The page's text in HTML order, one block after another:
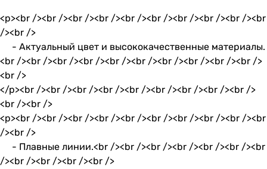
<p><br /><br /><br /><br /><br /><br /><br /><br /><br /><br
/><br />
- Актуальный цвет и высококачественные материалы.
<br /><br /><br /><br /><br /><br /><br /><br /><br /><br />
<br />
</p><br /><br /><br /><br /><br /><br /><br /><br /><br />
<br /><br />
<p><br /><br /><br /><br /><br /><br /><br /><br /><br /><br
/><br />
- Плавные линии.<br /><br /><br /><br /><br /><br /><br
/><br /><br /><br /><br />